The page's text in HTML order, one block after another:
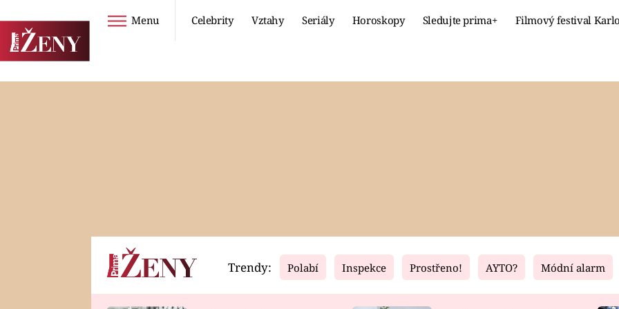
Menu Celebrity Vztahy Seriály Horoskopy Sledujte prima+ Filmový festival
Horoskopy Video Fresh Living
Trendy: Polabí Inspekce Prostřeno! AYTO? Módní alarm